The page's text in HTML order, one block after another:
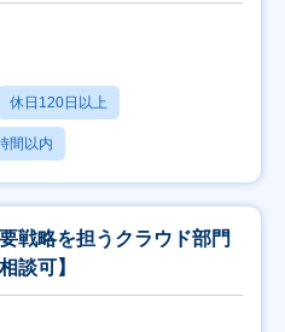
休日120日以上
間以内
戦略を担うクラウド部門
談可】